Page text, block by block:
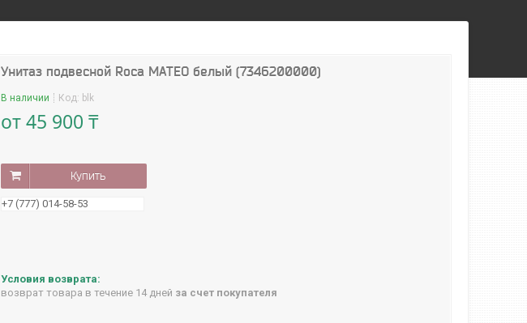
Унитаз подвесной Roca MATEO белый (7346200000)
В наличии Код: blk
от45 900 ₸
Купить
+7 (777) 014-58-53
возврат товара в течение 14 дней за счет покупателя